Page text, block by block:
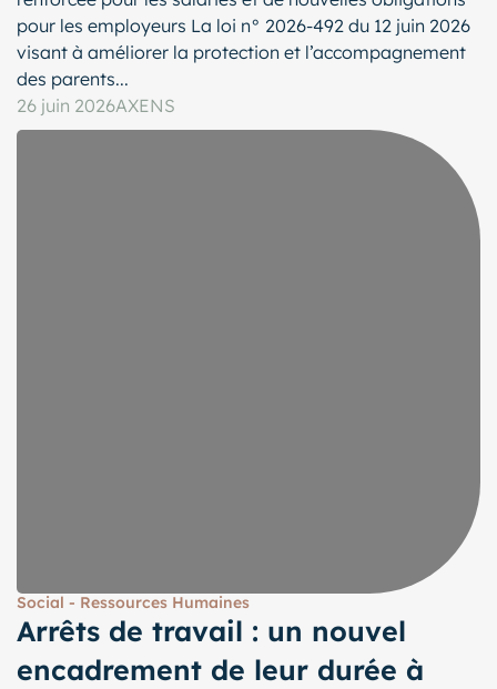
pour les employeurs La loi n° 2026-492 du 12 juin 2026
visant à améliorer la protection et l’accompagnement
des parents...
26 juin 2026AXENS
Social - Ressources Humaines
Arrêts de travail : un nouvel
encadrement de leur durée à